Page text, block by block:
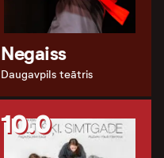
Negaiss
Daugavpils teātris
10.0